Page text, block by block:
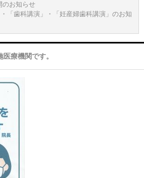
のお知らせ
「歯科講演」・「妊産婦歯科講演」のお知
療機関です。